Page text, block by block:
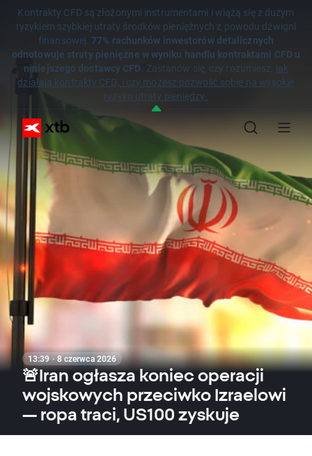
Kontrakty CFD są złożonymi instrumentami i wiążą się z dużym
ryzykiem szybkiej utraty środków pieniężnych z powodu dźwigni
finansowej. 77% rachunków inwestorów detalicznych
odnotowuje straty pieniężne w wyniku handlu kontraktami CFD u
niniejszego dostawcy CFD. Zastanów się, czy rozumiesz, jak
działają kontrakty CFD, i czy możesz pozwolić sobie na wysokie
ryzyko utraty pieniędzy.
13:39 · 8 czerwca 2026
🚨Iran ogłasza koniec operacji
wojskowych przeciwko Izraelowi
— ropa traci, US100 zyskuje